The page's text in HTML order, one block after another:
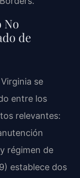
No
de
se
entre los
relevantes:
régimen de
establece dos